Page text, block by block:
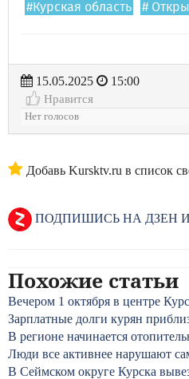
#Курская область #
15.05.2025
15:00
Нравится
Нет голосов
Добавь Kursktv.ru в список
ПОДПИШИСЬ НА ДЗЕН
Похожие статьи
Вечером 1 октября в центре
Зарплатные долги курян
В регионе начинается
Люди все активнее нарушают
В Сеймском округе Курска